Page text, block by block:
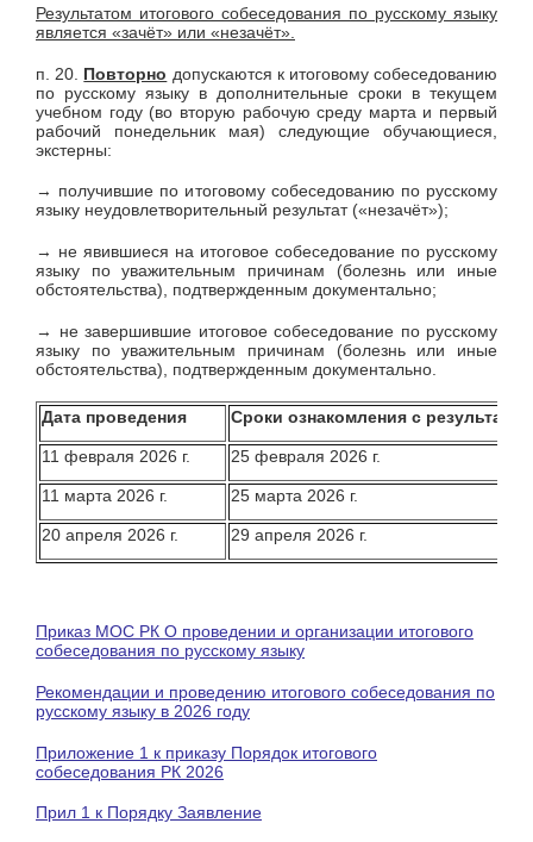
Результатом итогового собеседования по русскому языку
является «зачёт» или «незачёт».
п. 20. Повторно допускаются к итоговому собеседованию
по русскому языку в дополнительные сроки в текущем
учебном году (во вторую рабочую среду марта и первый
рабочий понедельник мая) следующие обучающиеся,
экстерны:
→ получившие по итоговому собеседованию по русскому
языку неудовлетворительный результат («незачёт»);
→ не явившиеся на итоговое собеседование по русскому
языку по уважительным причинам (болезнь или иные
обстоятельства), подтвержденным документально;
→ не завершившие итоговое собеседование по русскому
языку по уважительным причинам (болезнь или иные
обстоятельства), подтвержденным документально.
Дата проведения Сроки ознакомления с
11 февраля 2026 г. 25 февраля 2026 г.
11 марта 2026 г. 25 марта 2026 г.
20 апреля 2026 г. 29 апреля 2026 г.
Приказ МОС РК О проведении и организации итогового
собеседования по русскому языку
Рекомендации и проведению итогового собеседования по
русскому языку в 2026 году
Приложение 1 к приказу Порядок итогового
собеседования РК 2026
Прил 1 к Порядку Заявление